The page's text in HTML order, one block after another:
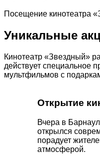
Посещение кинотеатра
Уникальные
Кинотеатр «Звездный»
действует специальное
мультфильмов с
Открытие
Вчера в
открылся
порадует
атмосферой.